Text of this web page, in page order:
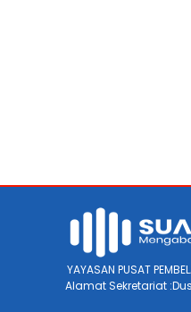
YAYASAN PUSAT
Alamat Sekretariat